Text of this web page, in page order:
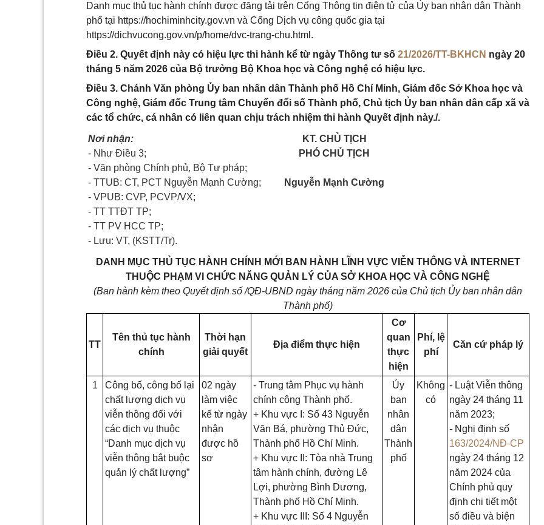
Danh mục thủ tục hành chính được đăng tải trên Cổng Thông tin điện tử của Ủy ban nhân dân Thành
phố tại https://hochiminhcity.gov.vn và Cổng Dịch vụ công quốc gia tại
https://dichvucong.gov.vn/p/home/dvc-trang-chu.html.
Điều 2. Quyết định này có hiệu lực thi hành kể từ ngày Thông tư số 21/2026/TT-BKHCN ngày 20
tháng 5 năm 2026 của Bộ trưởng Bộ Khoa học và Công nghệ có hiệu lực.
Điều 3. Chánh Văn phòng Ủy ban nhân dân Thành phố Hồ Chí Minh, Giám đốc Sở Khoa học và
Công nghệ, Giám đốc Trung tâm Chuyển đổi số Thành phố, Chủ tịch Ủy ban nhân dân cấp xã và
các tổ chức, cá nhân có liên quan chịu trách nhiệm thi hành Quyết định này./.
Nơi nhận:
- Như Điều 3;
- Văn phòng Chính phủ, Bộ Tư pháp;
- TTUB: CT, PCT Nguyễn Mạnh Cường;
- VPUB: CVP, PCVP/VX;
- TT TTĐT TP;
- TT PV HCC TP;
​- Lưu: VT, (KSTT/Tr).
KT. CHỦ TỊCH
PHÓ CHỦ TỊCH
Nguyễn Mạnh Cường
DANH MỤC THỦ TỤC HÀNH CHÍNH MỚI BAN HÀNH LĨNH VỰC VIỄN THÔNG VÀ INTERNET
THUỘC PHẠM VI CHỨC NĂNG QUẢN LÝ CỦA SỞ KHOA HỌC VÀ CÔNG NGHỆ
(Ban hành kèm theo Quyết định số /QĐ-UBND ngày tháng năm 2026 của Chủ tịch Ủy ban nhân dân
Thành phố)
TT
Tên thủ tục hành
chính
Thời hạn
giải quyết
Địa điểm thực hiện
Cơ
quan
thực
hiện
Phí, lệ
phí
Căn cứ pháp lý
1
Công bố, công bố lại
chất lượng dịch vụ
viễn thông đối với
các dịch vụ thuộc
“Danh mục dịch vụ
viễn thông bắt buộc
quản lý chất lượng”
02 ngày
làm việc
kể từ ngày
nhận
được hồ
sơ
- Trung tâm Phục vụ hành
chính công Thành phố.
+ Khu vực I: Số 43 Nguyễn
Văn Bá, phường Thủ Đức,
Thành phố Hồ Chí Minh.
+ Khu vực II: Tòa nhà Trung
tâm hành chính, đường Lê
Lợi, phường Bình Dương,
Thành phố Hồ Chí Minh.
+ Khu vực III: Số 4 Nguyễn
Ủy
ban
nhân
dân
Thành
phố
Không
có
- Luật Viễn thông
ngày 24 tháng 11
năm 2023;
- Nghị định số
163/2024/NĐ-CP
ngày 24 tháng 12
năm 2024 của
Chính phủ quy
định chi tiết một
số điều và biện